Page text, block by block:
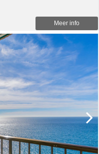
Meer info